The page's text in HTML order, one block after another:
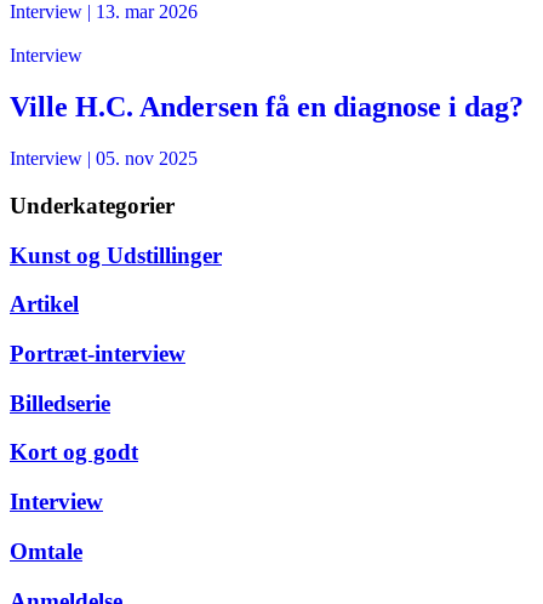
Interview | 13. mar 2026
Interview
Ville H.C. Andersen få en diagnose i dag?
Interview | 05. nov 2025
Underkategorier
Kunst og Udstillinger
Artikel
Portræt-interview
Billedserie
Kort og godt
Interview
Omtale